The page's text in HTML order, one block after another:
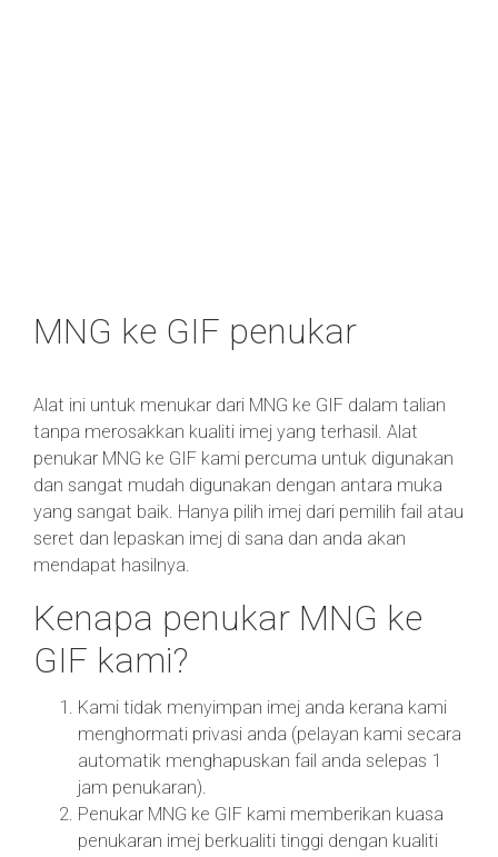
MNG ke GIF penukar
Alat ini untuk menukar dari MNG ke GIF dalam talian
tanpa merosakkan kualiti imej yang terhasil. Alat
penukar MNG ke GIF kami percuma untuk digunakan
dan sangat mudah digunakan dengan antara muka
yang sangat baik. Hanya pilih imej dari pemilih fail atau
seret dan lepaskan imej di sana dan anda akan
mendapat hasilnya.
Kenapa penukar MNG ke
GIF kami?
Kami tidak menyimpan imej anda kerana kami
menghormati privasi anda (pelayan kami secara
automatik menghapuskan fail anda selepas 1
jam penukaran).
Penukar MNG ke GIF kami memberikan kuasa
penukaran imej berkualiti tinggi dengan kualiti